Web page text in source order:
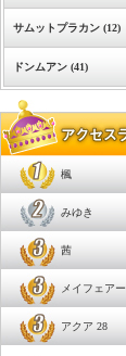
サムットプラカン (12)
ドンムアン (41)
楓
みゆき
茜
メイフェアー
アクア 28